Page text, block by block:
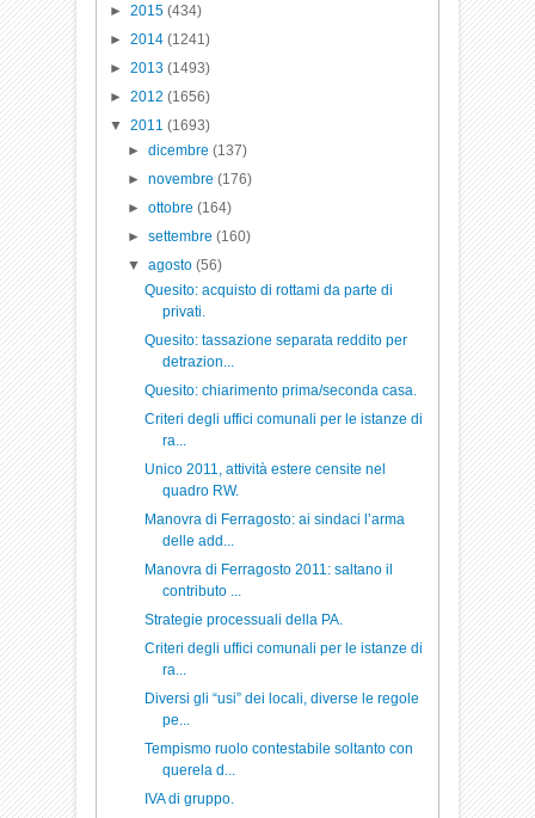
►2015(434)
►2014(1241)
►2013(1493)
►2012(1656)
▼2011(1693)
► dicembre (137)
► novembre (176)
► ottobre (164)
► settembre (160)
▼ agosto (56)
Quesito: acquisto di rottami da parte di
privati.
Quesito: tassazione separata reddito per
detrazion...
Quesito: chiarimento prima/seconda casa.
Criteri degli uffici comunali per le istanze di
ra...
Unico 2011, attività estere censite nel
quadro RW.
Manovra di Ferragosto: ai sindaci l’arma
delle add...
Manovra di Ferragosto 2011: saltano il
contributo ...
Strategie processuali della PA.
Criteri degli uffici comunali per le istanze di
ra...
Diversi gli “usi” dei locali, diverse le regole
pe...
Tempismo ruolo contestabile soltanto con
querela d...
IVA di gruppo.